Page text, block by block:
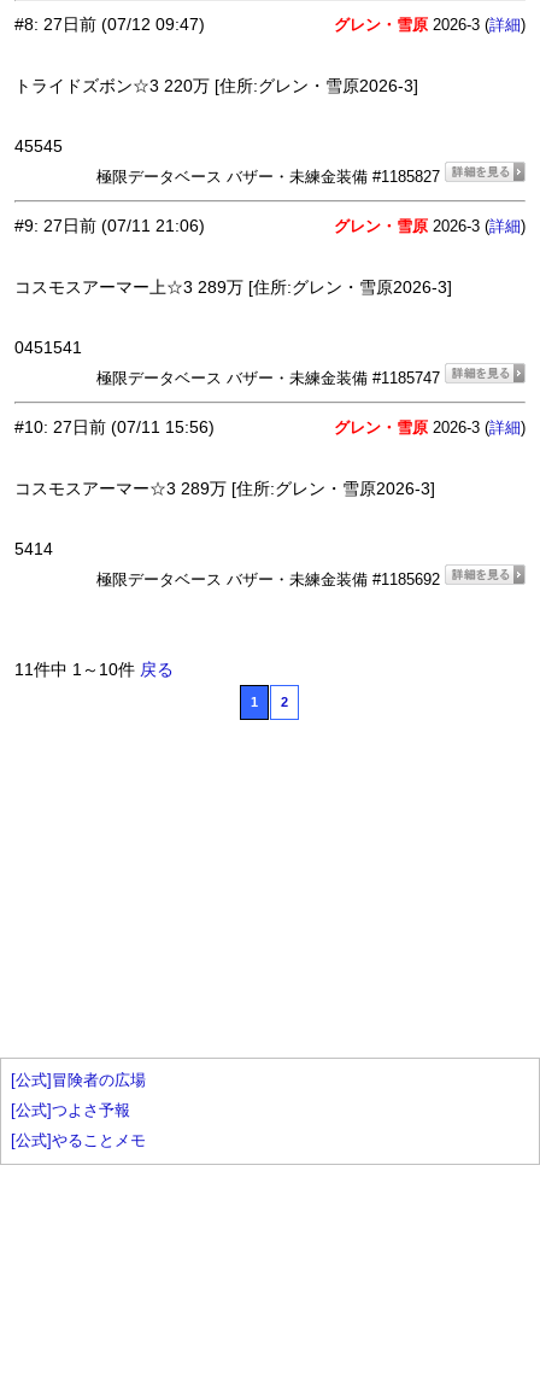
#8: 27日前 (07/12 09:47) グレン・雪原 2026-3 (詳細)
トライドズボン☆3 220万 [住所:グレン・雪原2026-3]
45545
極限データベース バザー・未練金装備 #1185827
#9: 27日前 (07/11 21:06) グレン・雪原 2026-3 (詳細)
コスモスアーマー上☆3 289万 [住所:グレン・雪原2026-3]
0451541
極限データベース バザー・未練金装備 #1185747
#10: 27日前 (07/11 15:56) グレン・雪原 2026-3 (詳細)
コスモスアーマー☆3 289万 [住所:グレン・雪原2026-3]
5414
極限データベース バザー・未練金装備 #1185692
11件中 1～10件 戻る
1 2
[公式]冒険者の広場
[公式]つよさ予報
[公式]やることメモ